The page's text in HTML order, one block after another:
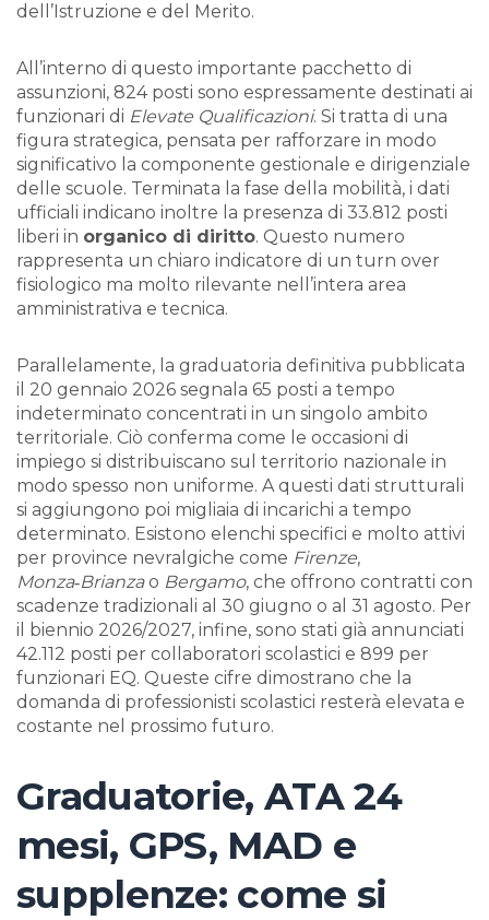
dell’Istruzione e del Merito.
All’interno di questo importante pacchetto di
assunzioni, 824 posti sono espressamente destinati ai
funzionari di Elevate Qualificazioni. Si tratta di una
figura strategica, pensata per rafforzare in modo
significativo la componente gestionale e dirigenziale
delle scuole. Terminata la fase della mobilità, i dati
ufficiali indicano inoltre la presenza di 33.812 posti
liberi in organico di diritto. Questo numero
rappresenta un chiaro indicatore di un turn over
fisiologico ma molto rilevante nell’intera area
amministrativa e tecnica.
Parallelamente, la graduatoria definitiva pubblicata
il 20 gennaio 2026 segnala 65 posti a tempo
indeterminato concentrati in un singolo ambito
territoriale. Ciò conferma come le occasioni di
impiego si distribuiscano sul territorio nazionale in
modo spesso non uniforme. A questi dati strutturali
si aggiungono poi migliaia di incarichi a tempo
determinato. Esistono elenchi specifici e molto attivi
per province nevralgiche come Firenze,
Monza‑Brianzao Bergamo, che offrono contratti con
scadenze tradizionali al 30 giugno o al 31 agosto. Per
il biennio 2026/2027, infine, sono stati già annunciati
42.112 posti per collaboratori scolastici e 899 per
funzionari EQ. Queste cifre dimostrano che la
domanda di professionisti scolastici resterà elevata e
costante nel prossimo futuro.
Graduatorie, ATA 24
mesi, GPS, MAD e
supplenze: come si